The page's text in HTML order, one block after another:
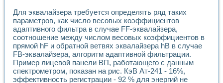
Применение средств NATIONAL INSTRUMENTS для
Разработка автоматизированного стенда для
Автоматизированный стенд рентгеновской диагностики
Высокочувствительные оптоэлектронные
Установка для измерения диэлектрических свойств
Исследование кинетики зарождения и развития
Лабораторный электрический импедансный томограф на
Микрозондовая система для характеризации
Для эквалайзера требуется определять ряд таких
параметров, как число весовых коэффициентов
адаптивного фильтра в случае FF-эквалайзера,
соотношение между числом весовых коэффициентов в
прямой hF и обратной ветвях эквалайзера hB в случае
FB-эквалайзера, алгоритм адаптивной фильтрации.
Пример лицевой панели ВП, работающего с данным
спектрометром, показан на рис. КэВ Ат-241 - 16%,
эффективность регистрации - 92 % для энергий не